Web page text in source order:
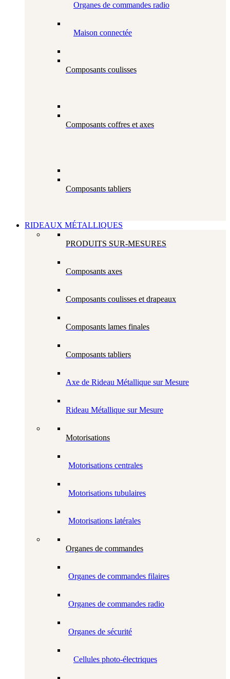
Organes de commandes radio
Maison connectée
Composants coulisses
Composants coffres et axes
Composants tabliers
RIDEAUX MÉTALLIQUES
PRODUITS SUR-MESURES
Composants axes
Composants coulisses et drapeaux
Composants lames finales
Composants tabliers
Axe de Rideau Métallique sur Mesure
Rideau Métallique sur Mesure
Motorisations
Motorisations centrales
Motorisations tubulaires
Motorisations latérales
Organes de commandes
Organes de commandes filaires
Organes de commandes radio
Organes de sécurité
Cellules photo-électriques